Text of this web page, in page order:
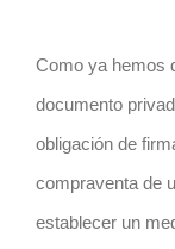
Como ya hemos
documento
obligación de
compraventa de
establecer un